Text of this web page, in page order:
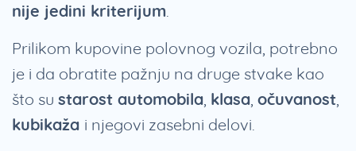
nije jedini kriterijum.
Prilikom kupovine polovnog vozila, potrebno
je i da obratite pažnju na druge stvake kao
što su starost automobila, klasa, očuvanost,
kubikaža i njegovi zasebni delovi.